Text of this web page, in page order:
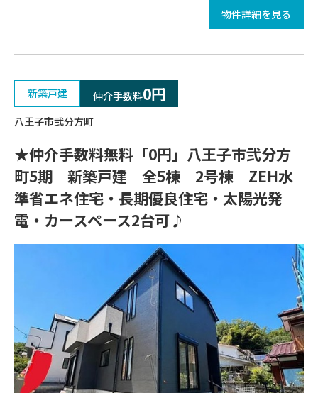
物件詳細を見る
新築戸建 仲介手数料0円
八王子市弐分方町
★仲介手数料無料「0円」八王子市弐分方
町5期 新築戸建 全5棟 2号棟 ZEH水
準省エネ住宅・長期優良住宅・太陽光発
電・カースペース2台可♪